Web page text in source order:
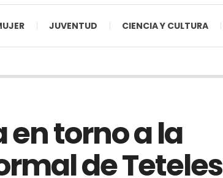
JUVENTUD CIENCIA Y CULTURA
en torno a la
de Teteles